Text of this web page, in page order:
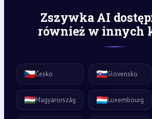
Zszywka AI
również w innych
🇨🇿Česko 🇸🇰Slovensko
🇭🇺Magyarország 🇱🇺Luxembourg